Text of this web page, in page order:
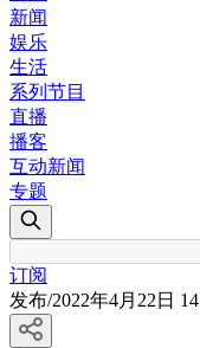
新闻
娱乐
生活
系列节目
直播
播客
互动新闻
专题
订阅
发布/2022年4月22日